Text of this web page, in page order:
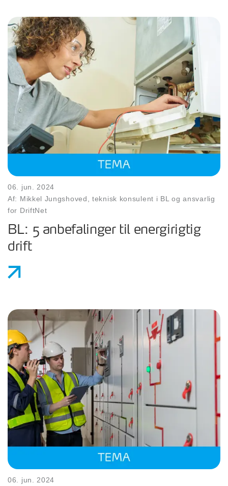
06. jun. 2024
Af: Mikkel Jungshoved, teknisk konsulent i BL og ansvarlig
for DriftNet
BL: 5 anbefalinger til energirigtig
drift
06. jun. 2024